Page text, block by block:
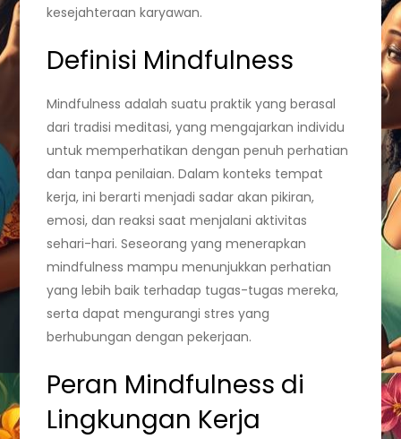
kesejahteraan karyawan.
Definisi Mindfulness
Mindfulness adalah suatu praktik yang berasal
dari tradisi meditasi, yang mengajarkan individu
untuk memperhatikan dengan penuh perhatian
dan tanpa penilaian. Dalam konteks tempat
kerja, ini berarti menjadi sadar akan pikiran,
emosi, dan reaksi saat menjalani aktivitas
sehari-hari. Seseorang yang menerapkan
mindfulness mampu menunjukkan perhatian
yang lebih baik terhadap tugas-tugas mereka,
serta dapat mengurangi stres yang
berhubungan dengan pekerjaan.
Peran Mindfulness di
Lingkungan Kerja